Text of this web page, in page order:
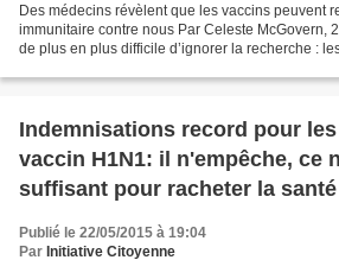
Des médecins révèlent que les vaccins peuvent
immunitaire contre nous Par Celeste McGovern,
de plus en plus difficile d’ignorer la recherche :
Indemnisations record pour
vaccin H1N1: il n'empêche, ce
suffisant pour racheter la
Publié le 22/05/2015 à 19:04
Par Initiative Citoyenne